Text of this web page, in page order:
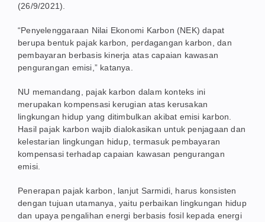
(26/9/2021).
“Penyelenggaraan Nilai Ekonomi Karbon (NEK) dapat
berupa bentuk pajak karbon, perdagangan karbon, dan
pembayaran berbasis kinerja atas capaian kawasan
pengurangan emisi,” katanya.
NU memandang, pajak karbon dalam konteks ini
merupakan kompensasi kerugian atas kerusakan
lingkungan hidup yang ditimbulkan akibat emisi karbon.
Hasil pajak karbon wajib dialokasikan untuk penjagaan dan
kelestarian lingkungan hidup, termasuk pembayaran
kompensasi terhadap capaian kawasan pengurangan
emisi.
Penerapan pajak karbon, lanjut Sarmidi, harus konsisten
dengan tujuan utamanya, yaitu perbaikan lingkungan hidup
dan upaya pengalihan energi berbasis fosil kepada energi